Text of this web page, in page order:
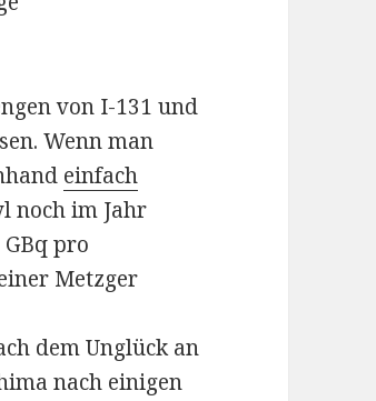
von I-131 und
Wenn man
einfach
noch im Jahr
pro
Metzger
dem Unglück an
nach einigen